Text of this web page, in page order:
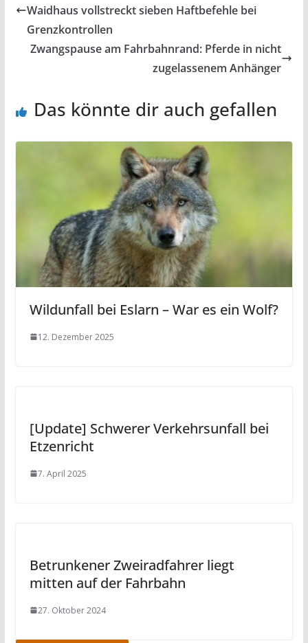
Waidhaus vollstreckt sieben Haftbefehle bei
Grenzkontrollen
Zwangspause am Fahrbahnrand: Pferde in nicht
zugelassenem Anhänger
Das könnte dir auch gefallen
Wildunfall bei Eslarn – War es ein Wolf?
12. Dezember 2025
[Update] Schwerer Verkehrsunfall bei
Etzenricht
7. April 2025
Betrunkener Zweiradfahrer liegt
mitten auf der Fahrbahn
27. Oktober 2024